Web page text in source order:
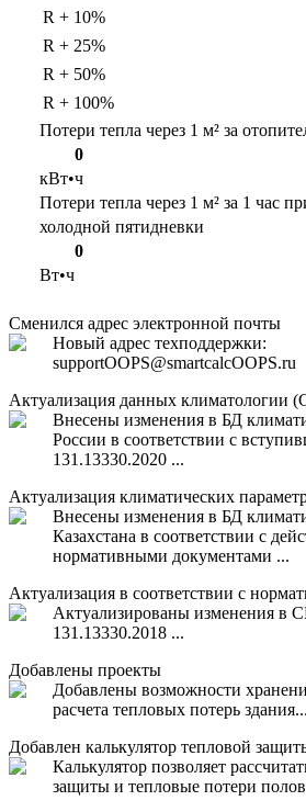
R + 10%
R + 25%
R + 50%
R + 100%
Потери тепла через 1 м² за
0
кВт•ч
Потери тепла через 1 м² за 1 час
холодной пятидневки
0
Вт•ч
Сменился адрес электронной почты
Новый адрес техподдержки:
supportOOPS@smartcalcOOPS.ru
Актуализация данных климатологии
Внесены изменения в БД
России в соответствии с
131.13330.2020 ...
Актуализация климатических
Внесены изменения в БД
Казахстана в соответствии с
нормативными документами ...
Актуализация в соответствии с
Актуализированы изменения в
131.13330.2018 ...
Добавлены проекты
Добавлены возможности
расчета тепловых потерь здания...
Добавлен калькулятор тепловой
Калькулятор позволяет
защиты и тепловые потери